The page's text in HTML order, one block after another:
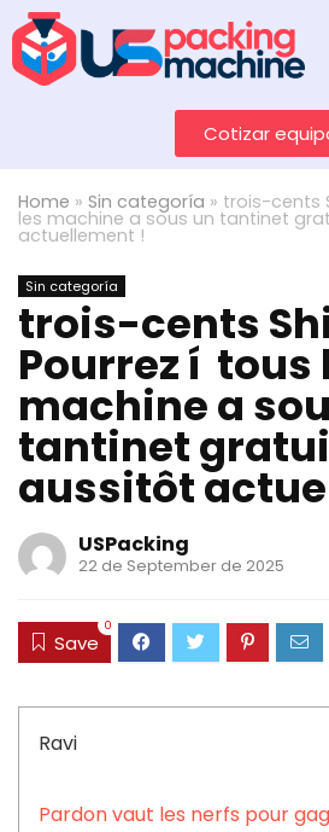
Cotizar
Home » Sin categoría » trois-cents
les machine a sous un tantinet
actuellement !
Sin categoría
trois-cents
Pourrez í tous
machine a
tantinet
aussitôt
USPacking
22 de September de 2025
Save
0
Ravi
Pardon vaut les nerfs pour